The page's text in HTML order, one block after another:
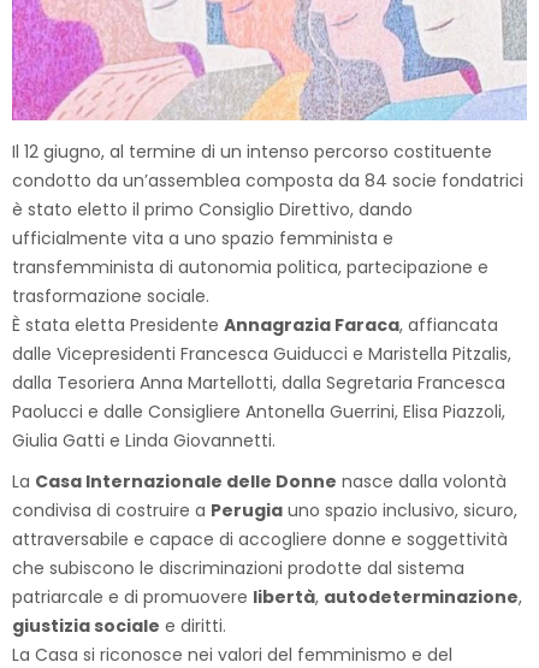
Il 12 giugno, al termine di un intenso percorso costituente
condotto da un’assemblea composta da 84 socie fondatrici
è stato eletto il primo Consiglio Direttivo, dando
ufficialmente vita a uno spazio femminista e
transfemminista di autonomia politica, partecipazione e
trasformazione sociale.
È stata eletta Presidente Annagrazia Faraca, affiancata
dalle Vicepresidenti Francesca Guiducci e Maristella Pitzalis,
dalla Tesoriera Anna Martellotti, dalla Segretaria Francesca
Paolucci e dalle Consigliere Antonella Guerrini, Elisa Piazzoli,
Giulia Gatti e Linda Giovannetti.
La Casa Internazionale delle Donne nasce dalla volontà
condivisa di costruire a Perugia uno spazio inclusivo, sicuro,
attraversabile e capace di accogliere donne e soggettività
che subiscono le discriminazioni prodotte dal sistema
patriarcale e di promuovere libertà, autodeterminazione,
giustizia sociale e diritti.
La Casa si riconosce nei valori del femminismo e del